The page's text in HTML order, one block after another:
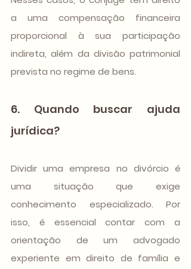
a uma compensação financeira
proporcional à sua participação
indireta, além da divisão patrimonial
prevista no regime de bens.
6. Quando buscar ajuda
jurídica?
Dividir uma empresa no divórcio é
uma situação que exige
conhecimento especializado. Por
isso, é essencial contar com a
orientação de um advogado
experiente em direito de família e